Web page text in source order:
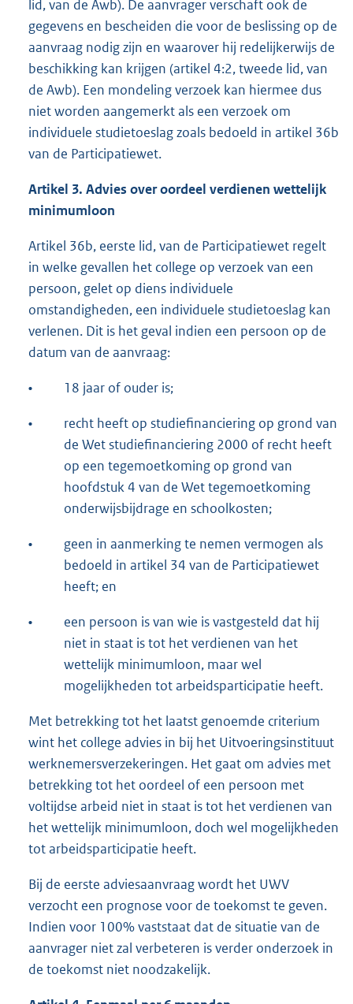
lid, van de Awb). De aanvrager verschaft ook de
gegevens en bescheiden die voor de beslissing op de
aanvraag nodig zijn en waarover hij redelijkerwijs de
beschikking kan krijgen (artikel 4:2, tweede lid, van
de Awb). Een mondeling verzoek kan hiermee dus
niet worden aangemerkt als een verzoek om
individuele studietoeslag zoals bedoeld in artikel 36b
van de Participatiewet.
Artikel 3. Advies over oordeel verdienen wettelijk
minimumloon
Artikel 36b, eerste lid, van de Participatiewet regelt
in welke gevallen het college op verzoek van een
persoon, gelet op diens individuele
omstandigheden, een individuele studietoeslag kan
verlenen. Dit is het geval indien een persoon op de
datum van de aanvraag:
• 18 jaar of ouder is;
•
recht heeft op studiefinanciering op grond van
de Wet studiefinanciering 2000 of recht heeft
op een tegemoetkoming op grond van
hoofdstuk 4 van de Wet tegemoetkoming
onderwijsbijdrage en schoolkosten;
•
geen in aanmerking te nemen vermogen als
bedoeld in artikel 34 van de Participatiewet
heeft; en
•
een persoon is van wie is vastgesteld dat hij
niet in staat is tot het verdienen van het
wettelijk minimumloon, maar wel
mogelijkheden tot arbeidsparticipatie heeft.
Met betrekking tot het laatst genoemde criterium
wint het college advies in bij het Uitvoeringsinstituut
werknemersverzekeringen. Het gaat om advies met
betrekking tot het oordeel of een persoon met
voltijdse arbeid niet in staat is tot het verdienen van
het wettelijk minimumloon, doch wel mogelijkheden
tot arbeidsparticipatie heeft.
Bij de eerste adviesaanvraag wordt het UWV
verzocht een prognose voor de toekomst te geven.
Indien voor 100% vaststaat dat de situatie van de
aanvrager niet zal verbeteren is verder onderzoek in
de toekomst niet noodzakelijk.